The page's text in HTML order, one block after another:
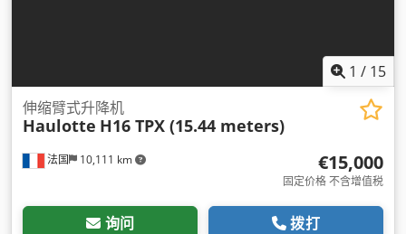
1 / 15
法国 10,111 km
伸缩臂式升降机
Haulotte H16 TPX (15.44 meters)
€15,000
固定价格 不含增值税
询问 拨打